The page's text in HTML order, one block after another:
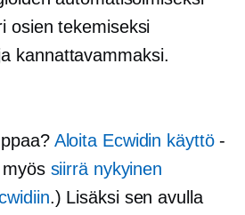
osien tekemiseksi
kannattavammaksi.
Aloita Ecwidin käyttö-
siirrä nykyinen
.) Lisäksi sen avulla